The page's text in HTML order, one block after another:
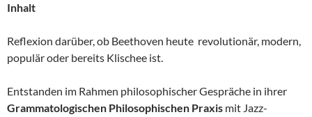
Inhalt
Reflexion darüber, ob Beethoven heute revolutionär, modern,
populär oder bereits Klischee ist.
Entstanden im Rahmen philosophischer Gespräche in ihrer
Grammatologischen Philosophischen Praxis mit Jazz-